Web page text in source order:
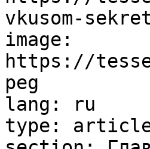
vkusom-
image:
https://
peg
lang: ru
type: